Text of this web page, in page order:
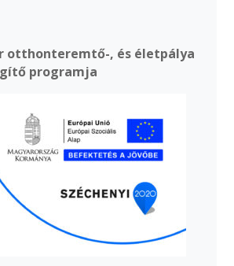
otthonteremtő-, és életpálya
programja